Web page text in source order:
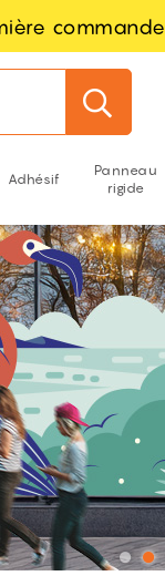
commande
Adhésif
Panneau
rigide